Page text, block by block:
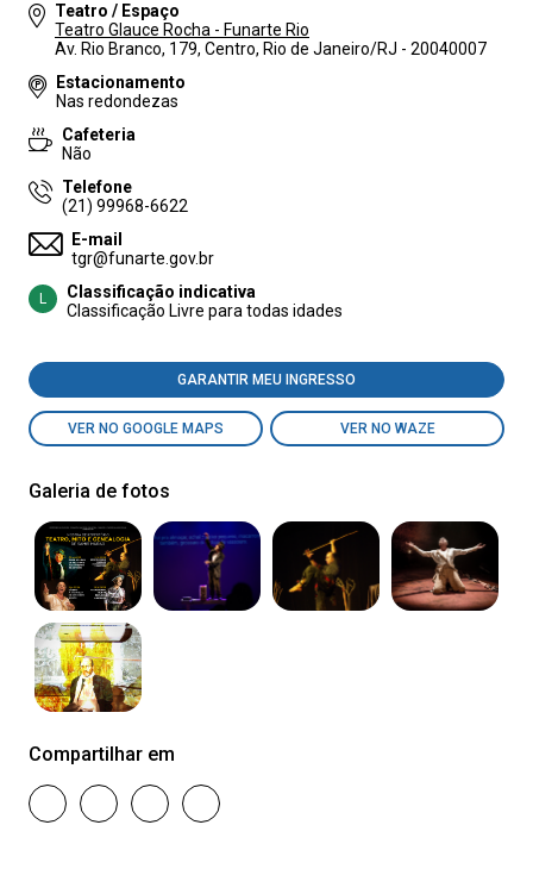
Teatro / Espaço
Teatro Glauce Rocha - Funarte Rio
Av. Rio Branco, 179, Centro, Rio de Janeiro/RJ - 20040007
Estacionamento
Nas redondezas
Cafeteria
Não
Telefone
(21) 99968-6622
E-mail
tgr@funarte.gov.br
L
Classificação indicativa
Classificação Livre para todas idades
GARANTIR MEU INGRESSO
VER NO GOOGLE MAPS VER NO WAZE
Galeria de fotos
Compartilhar em